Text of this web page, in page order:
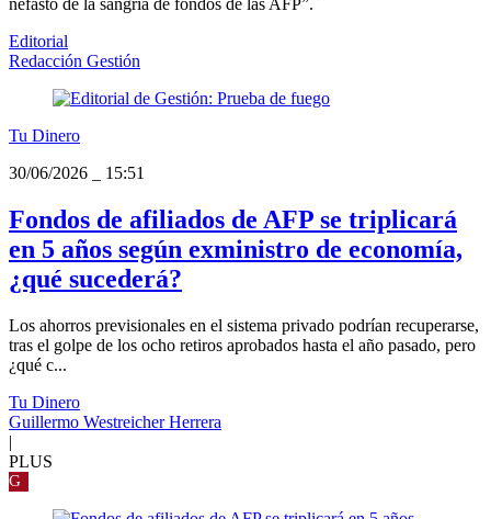
Editorial
Redacción Gestión
Tu Dinero
30/06/2026
15:51
Fondos de afiliados de AFP se triplicará
en 5 años según exministro de economía,
¿qué sucederá?
Los ahorros previsionales en el sistema privado podrían recuperarse,
tras el golpe de los ocho retiros aprobados hasta el año pasado, pero
¿qué c...
Tu Dinero
Guillermo Westreicher Herrera
|
PLUS
G